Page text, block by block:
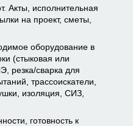
Акты, исполнительная
на проект, сметы,
оборудование в
(стыковая или
резка/сварка для
трассоискатели,
изоляция, СИЗ,
готовность к